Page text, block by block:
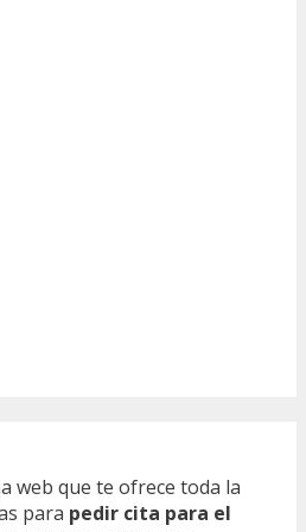
web que te ofrece toda la
para pedir cita para el